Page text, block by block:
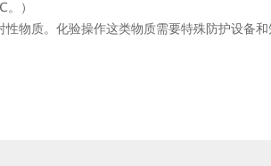
）
物质。化验操作这类物质需要特殊防护设备